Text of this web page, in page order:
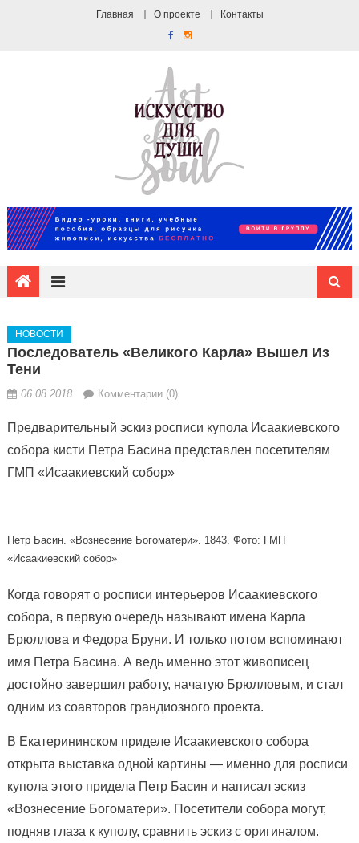
Главная О проекте Контакты
НОВОСТИ
Последователь «великого Карла» Вышел Из
Тени
06.08.2018 Комментарии (0)
Предварительный эскиз росписи купола Исаакиевского
собора кисти Петра Басина представлен посетителям
ГМП «Исаакиевский собор»
Петр Басин. «Вознесение Богоматери». 1843. Фото: ГМП
«Исаакиевский собор»
Когда говорят о росписи интерьеров Исаакиевского
собора, в первую очередь называют имена Карла
Брюллова и Федора Бруни. И только потом вспоминают
имя Петра Басина. А ведь именно этот живописец
достойно завершил работу, начатую Брюлловым, и стал
одним из соавторов грандиозного проекта.
В Екатерининском приделе Исаакиевского собора
открыта выставка одной картины — именно для росписи
купола этого придела Петр Басин и написал эскиз
«Вознесение Богоматери». Посетители собора могут,
подняв глаза к куполу, сравнить эскиз с оригиналом.